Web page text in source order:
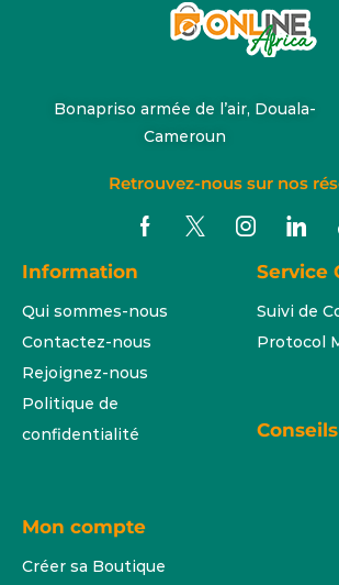
Bonapriso armée de l’air, Douala-
Cameroun
Retrouvez-nous sur nos
Information
Qui sommes-nous
Contactez-nous
Rejoignez-nous
Politique de
confidentialité
Service
Suivi de
Protocol
Mon compte
Créer sa Boutique